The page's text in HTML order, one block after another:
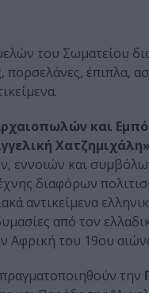
του Σωματείου
πορσελάνες, έπιπλα,
και
Χατζημιχάλη»
εννοιών και
διαφόρων
αντικείμενα
από τον
Αφρική του 19ου
την